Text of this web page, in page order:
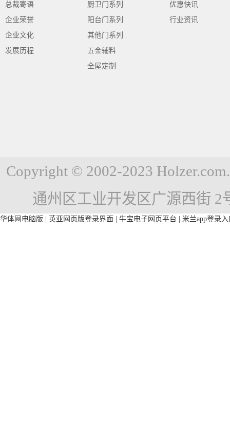
总裁寄语
企业荣誉
企业文化
发展历程
厨卫门系列
阳台门系列
其他门系列
五金辅料
全屋定制
优惠快讯
行业资讯
Copyright © 2002-2023
通州区工业开发区广源西街 2
华体网电脑版 英亚网页版登录界面 牛宝电子网页平台 米兰app登录入